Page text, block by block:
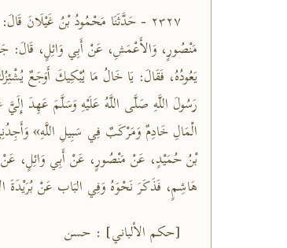
٢٣٢٧ - حَدَّثَنَا مَحْمُودُ بْنُ غَيْلَانَ
مَنْصُورٍ، وَالأَعْمَشِ، عَنْ أَبِي وَائِلٍ، قَالَ:
يَعُودُهُ، فَقَالَ: يَا خَالُ مَا يُبْكِيكَ أَوَجَعٌ
رَسُولَ اللَّهِ صَلَّى اللَّهُ عَلَيْهِ وَسَلَّمَ عَهِدَ
الْمَالِ خَادِمٌ وَمَرْكَبٌ فِي سَبِيلِ اللَّهِ»
بْنُ حُمَيْدٍ، عَنْ مَنْصُورٍ، عَنْ أَبِي وَائِلٍ،
هَاشِمٍ، فَذَكَرَ نَحْوَهُ وَفِي البَاب عَنْ بُرَيْدَةَ
[حكم الألباني] : حسن